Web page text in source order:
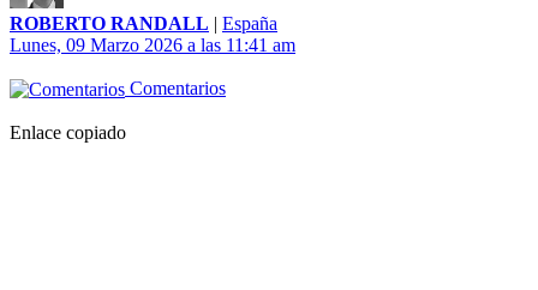
ROBERTO RANDALL | España
Lunes, 09 Marzo 2026 a las 11:41 am
Comentarios
Enlace copiado